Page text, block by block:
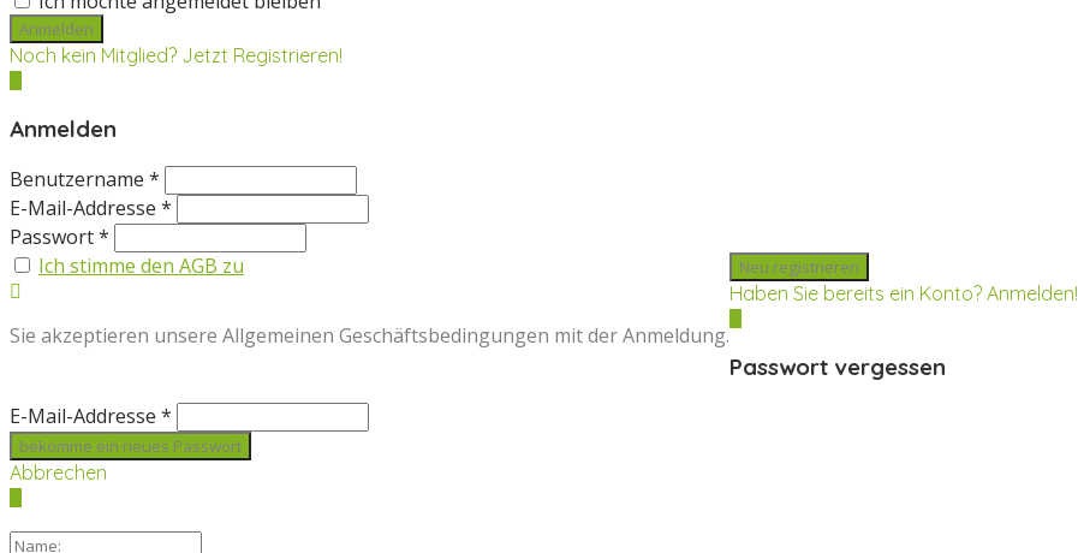
Noch kein Mitglied? Jetzt Registrieren!
Anmelden
Benutzername *
E-Mail-Addresse *
Passwort *
Ich stimme den AGB zu
Sie akzeptieren unsere Allgemeinen Geschäftsbedingungen mit der Anmeldung.
Haben Sie bereits ein Konto? Anmelden!
Passwort vergessen
E-Mail-Addresse *
Abbrechen